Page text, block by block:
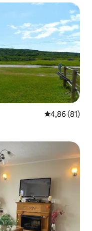
4,86 de uma
4,86 (81)